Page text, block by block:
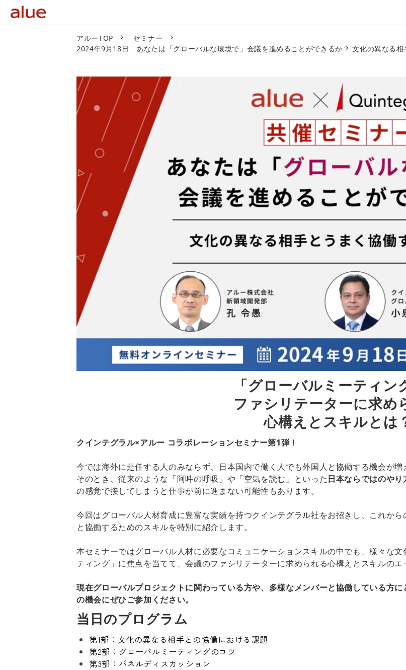
アルーTOP
セミナー
2024年9月18日 あなたは「グローバルな環境で」会議を進めることができるか？ 文化の異なる相
「グローバルミーティン
ファシリテーターに求め
心構えとスキルとは
クインテグラル×アルー コラボレーションセミナー第1弾！
今では海外に赴任する人のみならず、日本国内で働く人でも外国人と協働する機会が増
そのとき、従来のような「阿吽の呼吸」や「空気を読む」といった日本ならではのや
の感覚で接してしまうと仕事が前に進まない可能性もあります。
今回はグローバル人材育成に豊富な実績を持つクインテグラル社をお招きし、これか
と協働するためのスキルを特別に紹介します。
本セミナーではグローバル人材に必要なコミュニケーションスキルの中でも、様々な
ティング」に焦点を当てて、会議のファシリテーターに求められる心構え とスキルのエ
現在グローバルプロジェクトに関わっている方や、多様なメンバーと協働している方
の機会にぜひご参加ください。
当日のプログラム
第1部：文化の異なる相手との協働における課題
第2部：グローバルミーティングのコツ
第3部：パネルディスカッション